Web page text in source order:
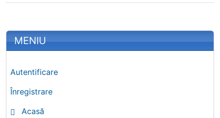
More content and functionality (left
MENIU
Autentificare
Înregistrare
Acasă